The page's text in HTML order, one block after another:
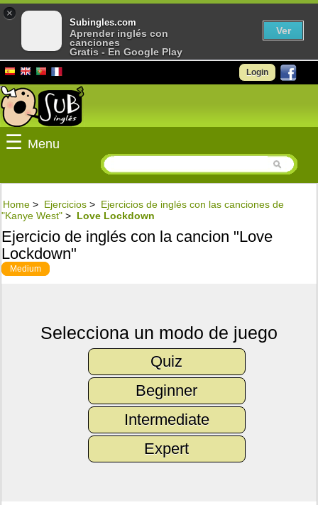
Login
☰ Menu
Home > Ejercicios > Ejercicios de inglés con las canciones de
"Kanye West" > Love Lockdown
Ejercicio de inglés con la cancion "Love
Lockdown"
Medium
Selecciona un modo de juego
Quiz
Beginner
Intermediate
Expert
×
Subingles.com
Aprender inglés con
canciones
Gratis - En Google Play
Ver